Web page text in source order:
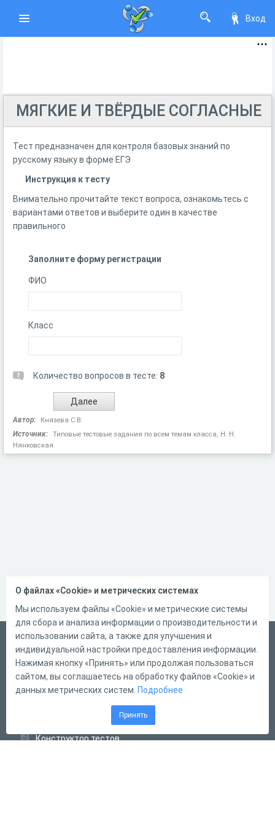
Вход
МЯГКИЕ И ТВЁРДЫЕ СОГЛАСНЫЕ
Тест предназначен для контроля базовых знаний по
русскому языку в форме ЕГЭ
Инструкция к тесту
Внимательно прочитайте текст вопроса, ознакомьтесь с
вариантами ответов и выберите один в качестве
правильного
Заполните форму регистрации
ФИО
Класс
Количество вопросов в тесте: 8
Автор: Князева С.В.
Источник:
Типовые тестовые задания по всем темам класса, Н. Н.
Нянковская
Русский
Справка
Форма обратной связи
Конструктор тестов
О файлах «Cookie» и метрических системах
Мы используем файлы «Cookie» и метрические системы
для сбора и анализа информации о производительности и
использовании сайта, а также для улучшения и
индивидуальной настройки предоставления информации.
Нажимая кнопку «Принять» или продолжая пользоваться
сайтом, вы соглашаетесь на обработку файлов «Cookie» и
данных метрических систем. Подробнее
Принять